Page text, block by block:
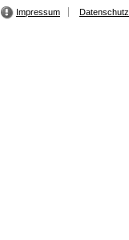
Impressum Datenschutz